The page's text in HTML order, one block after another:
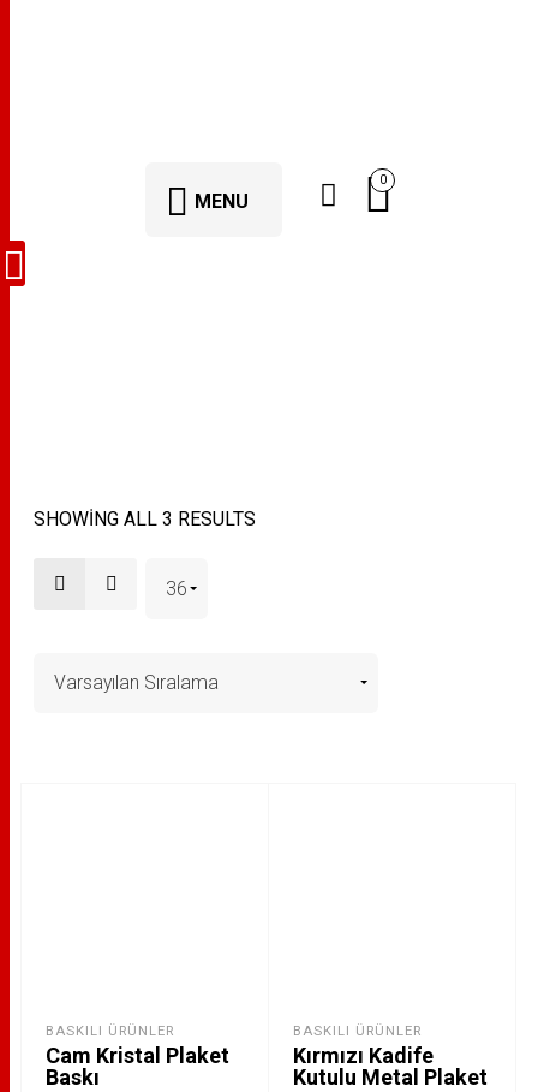
MENU
0
SHOWING ALL 3 RESULTS
BASKILI ÜRÜNLER
Cam Kristal Plaket
Baskı
BASKILI ÜRÜNLER
Kırmızı Kadife
Kutulu Metal Plaket